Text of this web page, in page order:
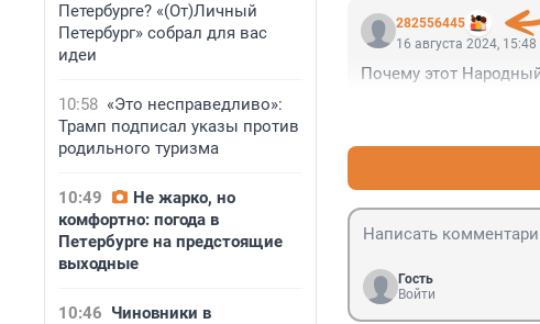
Петербурге? «(От)Личный
Петербург» собрал для вас
идеи
10:58 «Это несправедливо»:
Трамп подписал указы против
родильного туризма
10:49
Не жарко, но
комфортно: погода в
Петербурге на предстоящие
выходные
10:46 Чиновники в
282556445
16 августа 2024, 15:48
Почему этот
Гость
Войти